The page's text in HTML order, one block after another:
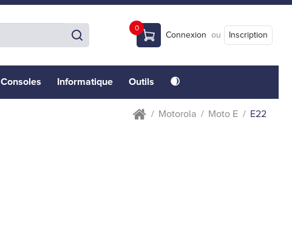
0
Connexion ou Inscription
Consoles Informatique Outils 🌒
Motorola Moto E E22